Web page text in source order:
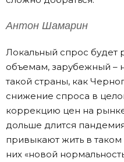
Антон Шамарин
Локальный спрос будет
объемам, зарубежный –
такой страны, как
снижение спроса в
коррекцию цен на
дольше длится
привыкают жить в
них «новой